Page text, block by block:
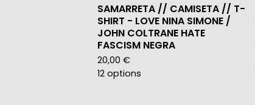
SAMARRETA // CAMISETA // T-
SHIRT - LOVE NINA SIMONE /
JOHN COLTRANE HATE
FASCISM NEGRA
20,00 €
12 options